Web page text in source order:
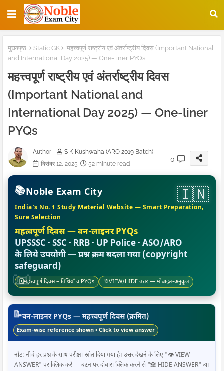
मुख्यपृष्ठ Static GK
महत्त्वपूर्ण राष्ट्रीय एवं अंतर्राष्ट्रीय दिवस (Important National
and International Day 2025) — One-liner PYQs
महत्त्वपूर्ण राष्ट्रीय एवं अंतर्राष्ट्रीय दिवस
(Important National and
International Day 2025) — One-liner
PYQs
Author -
S K Kushwaha (ARO 2019 Batch)
दिसंबर 12, 2025
52 minute read
0
📚Noble Exam City
India's No. 1 Study Material Website — Smart Preparation,
Sure Selection
महत्वपूर्ण दिवस — वन-लाइनर PYQs
UPSSSC · SSC · RRB · UP Police · ASO/ARO
के लिये उपयोगी — प्रश्न क्रम बदला गया (copyright
safeguard)
🗓️महत्त्वपूर्ण दिवस – तिथियाँ व PYQs 🔖VIEW/HIDE उत्तर — मोबाइल-अनुकूल
📝वन-लाइनर PYQs — महत्त्वपूर्ण दिवस (क्रमित)
Exam-wise reference shown • Click to view answer
नोट: नीचे हर प्रश्न के साथ परीक्षा-स्रोत दिया गया है। उत्तर देखने के लिए "👁️ VIEW
ANSWER" पर क्लिक करें — बटन पर दोबारा क्लिक करने से "🙈 HIDE ANSWER" आ